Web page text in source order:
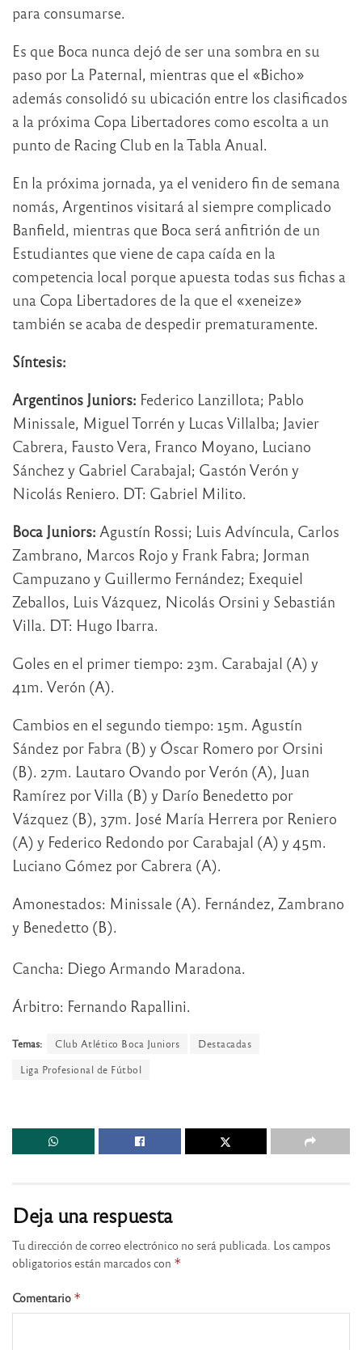
para consumarse.
Es que Boca nunca dejó de ser una sombra en su
paso por La Paternal, mientras que el «Bicho»
además consolidó su ubicación entre los clasificados
a la próxima Copa Libertadores como escolta a un
punto de Racing Club en la Tabla Anual.
En la próxima jornada, ya el venidero fin de semana
nomás, Argentinos visitará al siempre complicado
Banfield, mientras que Boca será anfitrión de un
Estudiantes que viene de capa caída en la
competencia local porque apuesta todas sus fichas a
una Copa Libertadores de la que el «xeneize»
también se acaba de despedir prematuramente.
Síntesis:
Argentinos Juniors: Federico Lanzillota; Pablo
Minissale, Miguel Torrén y Lucas Villalba; Javier
Cabrera, Fausto Vera, Franco Moyano, Luciano
Sánchez y Gabriel Carabajal; Gastón Verón y
Nicolás Reniero. DT: Gabriel Milito.
Boca Juniors: Agustín Rossi; Luis Advíncula, Carlos
Zambrano, Marcos Rojo y Frank Fabra; Jorman
Campuzano y Guillermo Fernández; Exequiel
Zeballos, Luis Vázquez, Nicolás Orsini y Sebastián
Villa. DT: Hugo Ibarra.
Goles en el primer tiempo: 23m. Carabajal (A) y
41m. Verón (A).
Cambios en el segundo tiempo: 15m. Agustín
Sández por Fabra (B) y Óscar Romero por Orsini
(B). 27m. Lautaro Ovando por Verón (A), Juan
Ramírez por Villa (B) y Darío Benedetto por
Vázquez (B), 37m. José María Herrera por Reniero
(A) y Federico Redondo por Carabajal (A) y 45m.
Luciano Gómez por Cabrera (A).
Amonestados: Minissale (A). Fernández, Zambrano
y Benedetto (B).
Cancha: Diego Armando Maradona.
Árbitro: Fernando Rapallini.
Temas: Club Atlético Boca Juniors
Destacadas
Liga Profesional de Fútbol
Deja una respuesta
Tu dirección de correo electrónico no será publicada. Los campos
obligatorios están marcados con *
Comentario *